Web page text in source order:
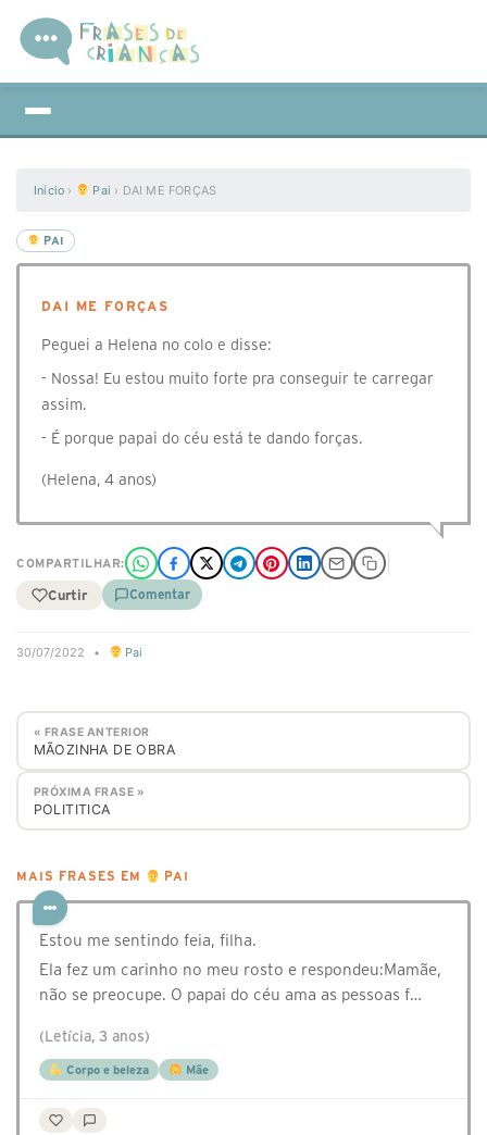
Início › Pai › DAI ME FORÇAS
PAI
DAI ME FORÇAS
Peguei a Helena no colo e disse:
- Nossa! Eu estou muito forte pra conseguir te carregar
assim.
- É porque papai do céu está te dando forças.
(Helena, 4 anos)
COMPARTILHAR:
Curtir Comentar
30/07/2022 • Pai
« FRASE ANTERIOR
MÃOZINHA DE OBRA
PRÓXIMA FRASE »
POLITITICA
MAIS FRASES EM PAI
Estou me sentindo feia, filha.
Ela fez um carinho no meu rosto e respondeu:Mamãe,
não se preocupe. O papai do céu ama as pessoas f…
(Letícia, 3 anos)
Corpo e beleza Mãe